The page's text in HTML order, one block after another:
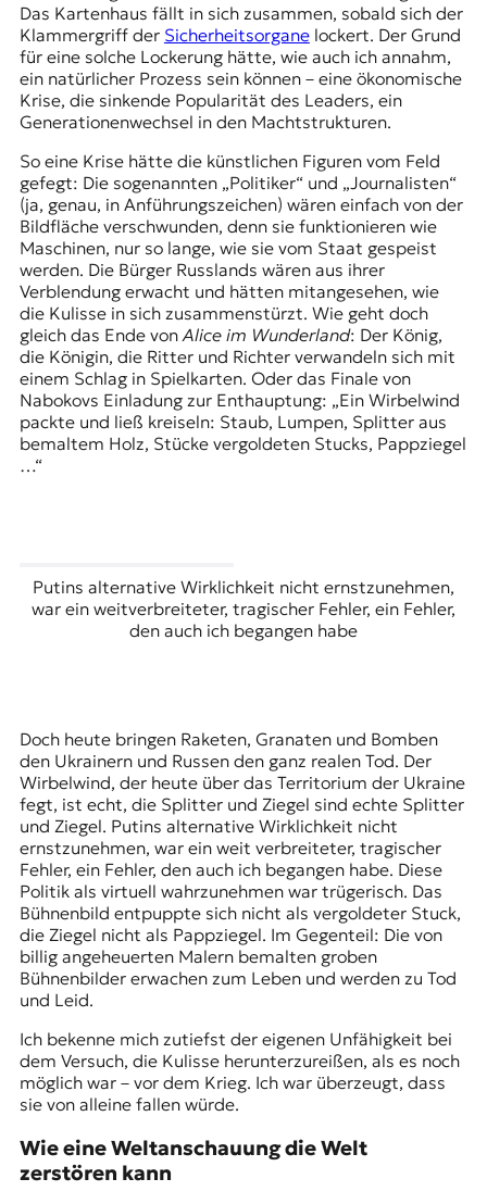
Das Kartenhaus fällt in sich zusammen, sobald sich der
Klammergriff der Sicherheitsorganelockert. Der Grund
für eine solche Lockerung hätte, wie auch ich annahm,
ein natürlicher Prozess sein können – eine ökonomische
Krise, die sinkende Popularität des Leaders, ein
Generationenwechsel in den Machtstrukturen.
So eine Krise hätte die künstlichen Figuren vom Feld
gefegt: Die sogenannten „Politiker“ und „Journalisten“
(ja, genau, in Anführungszeichen) wären einfach von der
Bildfläche verschwunden, denn sie funktionieren wie
Maschinen, nur so lange, wie sie vom Staat gespeist
werden. Die Bürger Russlands wären aus ihrer
Verblendung erwacht und hätten mitangesehen, wie
die Kulisse in sich zusammenstürzt. Wie geht doch
gleich das Ende vonAlice im Wunderland: Der König,
die Königin, die Ritter und Richter verwandeln sich mit
einem Schlag in Spielkarten. Oder das Finale von
Nabokovs Einladung zur Enthauptung: „Ein Wirbelwind
packte und ließ kreiseln: Staub, Lumpen, Splitter aus
bemaltem Holz, Stücke vergoldeten Stucks, Pappziegel
…“
Putins alternative Wirklichkeit nicht ernstzunehmen,
war ein weitverbreiteter, tragischer Fehler, ein Fehler,
den auch ich begangen habe
Doch heute bringen Raketen, Granaten und Bomben
den Ukrainern und Russen den ganz realen Tod. Der
Wirbelwind, der heute über das Territorium der Ukraine
fegt, ist echt, die Splitter und Ziegel sind echte Splitter
und Ziegel. Putins alternative Wirklichkeit nicht
ernstzunehmen, war ein weit verbreiteter, tragischer
Fehler, ein Fehler, den auch ich begangen habe. Diese
Politik als virtuell wahrzunehmen war trügerisch. Das
Bühnenbild entpuppte sich nicht als vergoldeter Stuck,
die Ziegel nicht als Pappziegel. Im Gegenteil: Die von
billig angeheuerten Malern bemalten groben
Bühnenbilder erwachen zum Leben und werden zu Tod
und Leid.
Ich bekenne mich zutiefst der eigenen Unfähigkeit bei
dem Versuch, die Kulisse herunterzureißen, als es noch
möglich war – vor dem Krieg. Ich war überzeugt, dass
sie von alleine fallen würde.
Wie eine Weltanschauung die Welt
zerstören kann